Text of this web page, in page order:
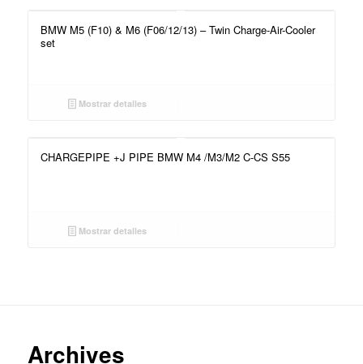
BMW M5 (F10) & M6 (F06/12/13) – Twin Charge-Air-Cooler
set
Mostrar detalles
CHARGEPIPE +J PIPE BMW M4 /M3/M2 C-CS S55
Mostrar detalles
Archives